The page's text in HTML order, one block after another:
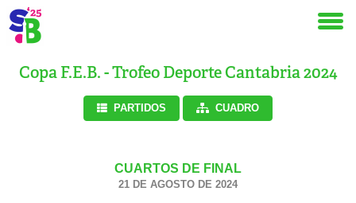
Copa F.E.B. - Trofeo Deporte Cantabria 2024
PARTIDOS CUADRO
CUARTOS DE FINAL
21 DE AGOSTO DE 2024